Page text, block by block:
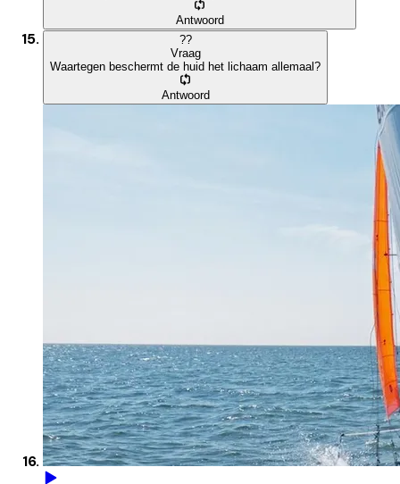
Antwoord
??
Vraag
Waartegen beschermt de huid het lichaam allemaal?
Antwoord